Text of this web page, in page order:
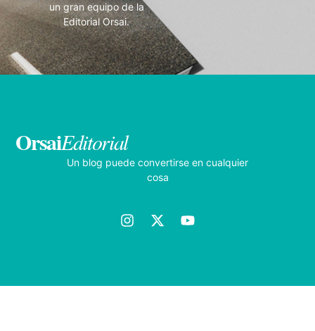
un gran equipo de la
Editorial Orsai.
OrsaiEditorial
Un blog puede convertirse en cualquier
cosa